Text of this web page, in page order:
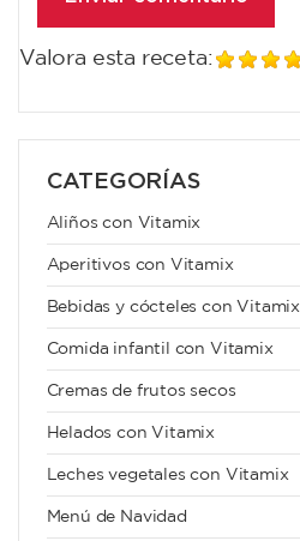
Valora esta receta:
CATEGORÍAS
Aliños con Vitamix
Aperitivos con Vitamix
Bebidas y cócteles con Vitamix
Comida infantil con Vitamix
Cremas de frutos secos
Helados con Vitamix
Leches vegetales con Vitamix
Menú de Navidad